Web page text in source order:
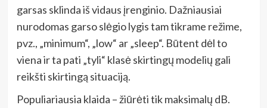
garsas sklinda iš vidaus įrenginio. Dažniausiai
nurodomas garso slėgio lygis tam tikrame režime,
pvz., „minimum“, „low“ ar „sleep“. Būtent dėl to
viena ir ta pati „tyli“ klasė skirtingų modelių gali
reikšti skirtingą situaciją.
Populiariausia klaida – žiūrėti tik maksimalų dB.